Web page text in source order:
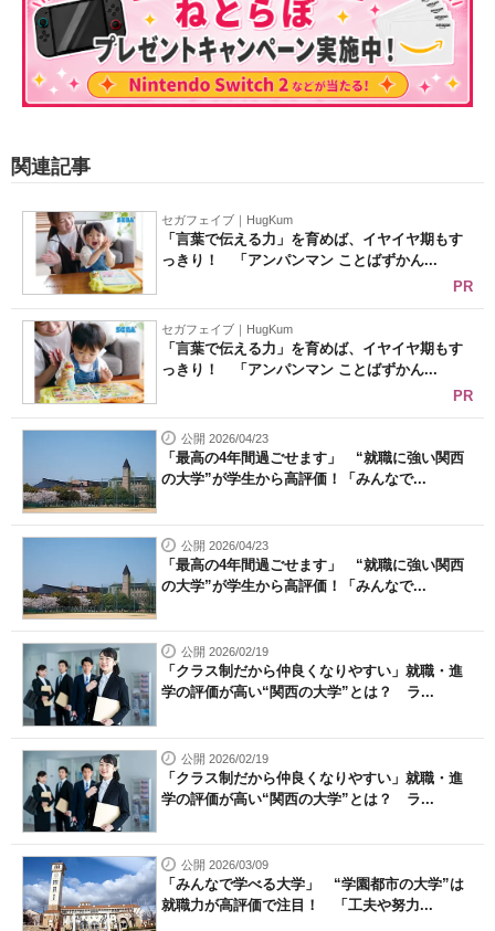
関連記事
セガフェイブ｜HugKum
「言葉で伝える力」を育めば、イヤイヤ期もす
っきり！ 「アンパンマン ことばずかん...
PR
セガフェイブ｜HugKum
「言葉で伝える力」を育めば、イヤイヤ期もす
っきり！ 「アンパンマン ことばずかん...
PR
公開 2026/04/23
「最高の4年間過ごせます」 “就職に強い関西
の大学”が学生から高評価！「みんなで...
公開 2026/04/23
「最高の4年間過ごせます」 “就職に強い関西
の大学”が学生から高評価！「みんなで...
公開 2026/02/19
「クラス制だから仲良くなりやすい」就職・進
学の評価が高い“関西の大学”とは？ ラ...
公開 2026/02/19
「クラス制だから仲良くなりやすい」就職・進
学の評価が高い“関西の大学”とは？ ラ...
公開 2026/03/09
「みんなで学べる大学」 “学園都市の大学”は
就職力が高評価で注目！ 「工夫や努力...